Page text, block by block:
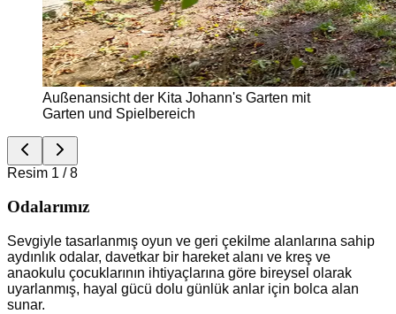
Außenansicht der Kita Johann's Garten mit
Garten und Spielbereich
Resim 1 / 8
Odalarımız
Sevgiyle tasarlanmış oyun ve geri çekilme alanlarına sahip
aydınlık odalar, davetkar bir hareket alanı ve kreş ve
anaokulu çocuklarının ihtiyaçlarına göre bireysel olarak
uyarlanmış, hayal gücü dolu günlük anlar için bolca alan
sunar.